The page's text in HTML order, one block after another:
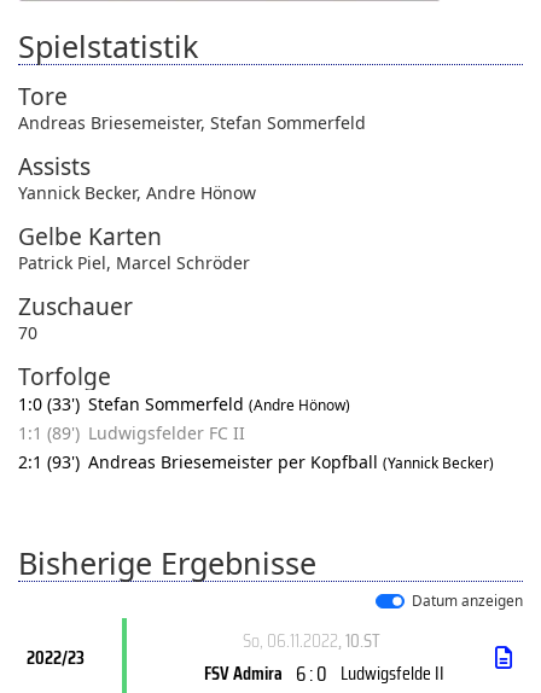
Spielstatistik
Tore
Andreas Briesemeister, Stefan Sommerfeld
Assists
Yannick Becker, Andre Hönow
Gelbe Karten
Patrick Piel, Marcel Schröder
Zuschauer
70
Torfolge
1:0 (33') Stefan Sommerfeld (Andre Hönow)
1:1 (89') Ludwigsfelder FC II
2:1 (93') Andreas Briesemeister per Kopfball (Yannick Becker)
Bisherige Ergebnisse
Datum anzeigen
2022/23
So, 06.11.2022, 10.ST
FSV Admira 6 : 0 Ludwigsfelde II